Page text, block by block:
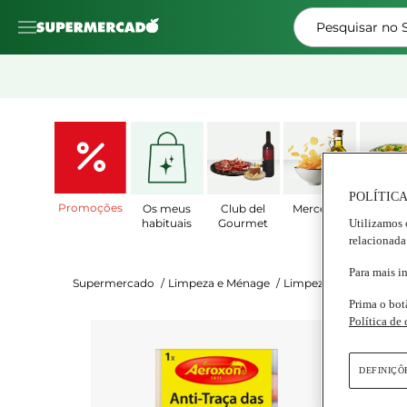
Pesquisar no
Promoções
Os meus
habituais
Club del
Gourmet
Mercearia
Supermercado / Limpeza e Ménage / Limpeza da Casa
Utilizamos
relacionada
Para mais
Prima o
Política de